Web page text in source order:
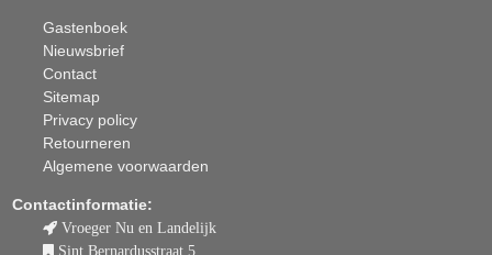
Gastenboek
Nieuwsbrief
Contact
Sitemap
Privacy policy
Retourneren
Algemene voorwaarden
Contactinformatie:
Vroeger Nu en Landelijk
Sint Bernardusstraat 5